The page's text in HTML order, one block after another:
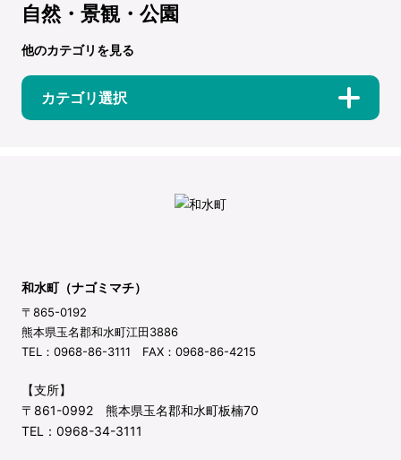
自然・景観・公園
他のカテゴリを見る
カテゴリ選択
和水町（ナゴミマチ）
〒865-0192
熊本県玉名郡和水町江田3886
TEL：0968-86-3111 FAX：0968-86-4215
【支所】
〒861-0992 熊本県玉名郡和水町板楠70
TEL：0968-34-3111